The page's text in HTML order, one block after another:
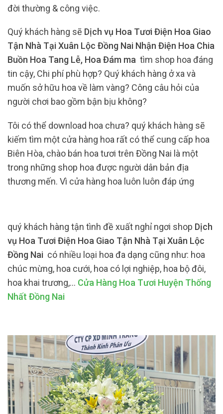
đời thường & công việc.
Quý khách hàng sẽ Dịch vụ Hoa Tươi Điện Hoa Giao
Tận Nhà Tại Xuân Lộc Đồng Nai Nhận Điện Hoa Chia
Buồn Hoa Tang Lễ, Hoa Đám ma tìm shop hoa đáng
tin cậy, Chi phí phù hợp? Quý khách hàng ở xa và
muốn sở hữu hoa về làm vàng? Công câu hỏi của
người chơi bao gồm bận bịu không?
Tôi có thể download hoa chưa? quý khách hàng sẽ
kiếm tìm một cửa hàng hoa rất có thể cung cấp hoa
Biên Hòa, chào bán hoa tươi trên Đồng Nai là một
trong những shop hoa được người dân bản địa
thương mến. Vì cửa hàng hoa luôn luôn đáp ứng
quý khách hàng tận tình đề xuất nghỉ ngơi shop Dịch
vụ Hoa Tươi Điện Hoa Giao Tận Nhà Tại Xuân Lộc
Đồng Nai có nhiều loại hoa đa dạng cũng như: hoa
chúc mừng, hoa cưới, hoa có lợi nghiệp, hoa bộ đôi,
hoa khai trương,… Cửa Hàng Hoa Tươi Huyện Thống
Nhất Đồng Nai